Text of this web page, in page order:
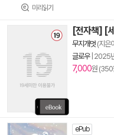
미리읽기
[전자책] [
무지개멋 (지은
글로우| 2025
7,000원 (350
ePub